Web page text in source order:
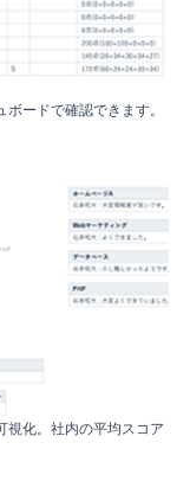
ードで確認できます。
視化。社内の平均スコア